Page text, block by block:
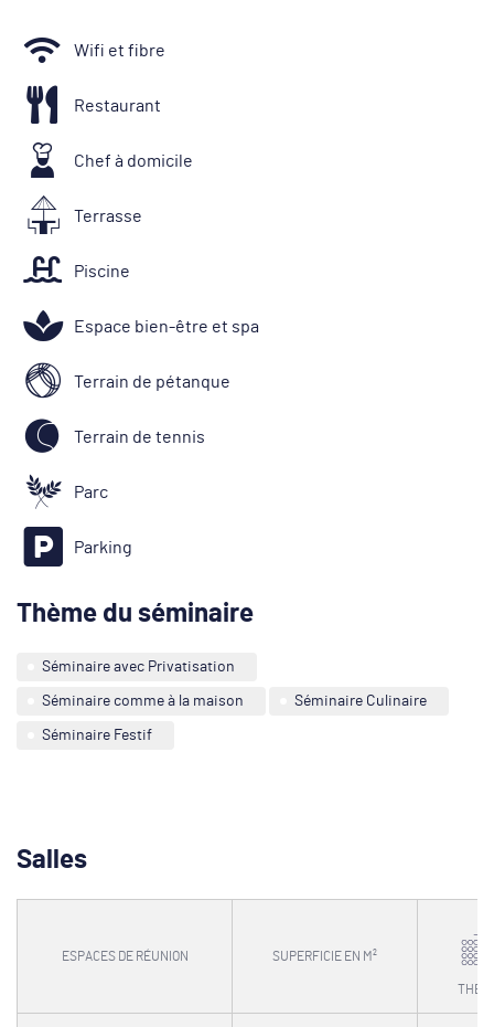
Wifi et fibre
Restaurant
Chef à domicile
Terrasse
Piscine
Espace bien-être et spa
Terrain de pétanque
Terrain de tennis
Parc
Parking
Thème du séminaire
Séminaire avec Privatisation
Séminaire comme à la maison Séminaire Culinaire
Séminaire Festif
Salles
ESPACES DE RÉUNION SUPERFICIE EN M²